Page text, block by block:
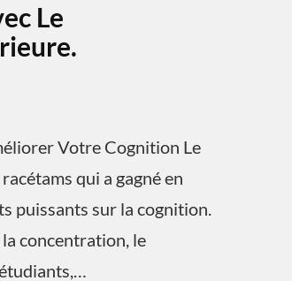
Le
Votre Cognition Le
qui a gagné en
puissants sur la cognition.
concentration, le